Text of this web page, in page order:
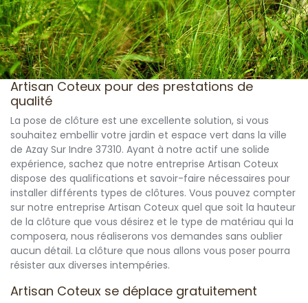
Artisan Coteux pour des prestations de
qualité
La pose de clôture est une excellente solution, si vous
souhaitez embellir votre jardin et espace vert dans la ville
de Azay Sur Indre 37310. Ayant à notre actif une solide
expérience, sachez que notre entreprise Artisan Coteux
dispose des qualifications et savoir-faire nécessaires pour
installer différents types de clôtures. Vous pouvez compter
sur notre entreprise Artisan Coteux quel que soit la hauteur
de la clôture que vous désirez et le type de matériau qui la
composera, nous réaliserons vos demandes sans oublier
aucun détail. La clôture que nous allons vous poser pourra
résister aux diverses intempéries.
Artisan Coteux se déplace gratuitement